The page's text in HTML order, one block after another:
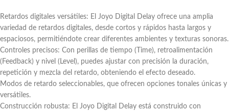
Retardos digitales versátiles: El Joyo Digital Delay ofrece una amplia
variedad de retardos digitales, desde cortos y rápidos hasta largos y
espaciosos, permitiéndote crear diferentes ambientes y texturas sonoras.
Controles precisos: Con perillas de tiempo (Time), retroalimentación
(Feedback) y nivel (Level), puedes ajustar con precisión la duración,
repetición y mezcla del retardo, obteniendo el efecto deseado.
Modos de retardo seleccionables, que ofrecen opciones tonales únicas y
versátiles.
Construcción robusta: El Joyo Digital Delay está construido con